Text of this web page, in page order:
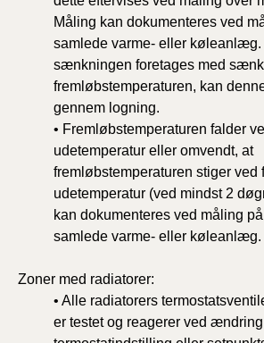
Måling kan dokumenteres ved
samlede varme- eller køleanlæg.
sænkningen foretages med
fremløbstemperaturen, kan
gennem logning.
• Fremløbstemperaturen falder
udetemperatur eller omvendt, at
fremløbstemperaturen stiger ved
udetemperatur (ved mindst 2
kan dokumenteres ved måling
samlede varme- eller køleanlæg.
Zoner med radiatorer:
• Alle radiatorers
er testet og reagerer ved